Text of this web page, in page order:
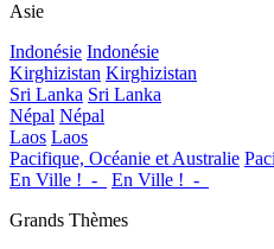
Asie
Indonésie Indonésie
Kirghizistan Kirghizistan
Sri Lanka Sri Lanka
Népal Népal
Laos Laos
Pacifique, Océanie et Australie
En Ville !_-_
En Ville !_-_
Grands Thèmes